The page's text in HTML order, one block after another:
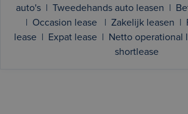
auto's
Tweedehands auto leasen
Occasion lease Zakelijk leasen
lease
Expat lease Netto operational
shortlease